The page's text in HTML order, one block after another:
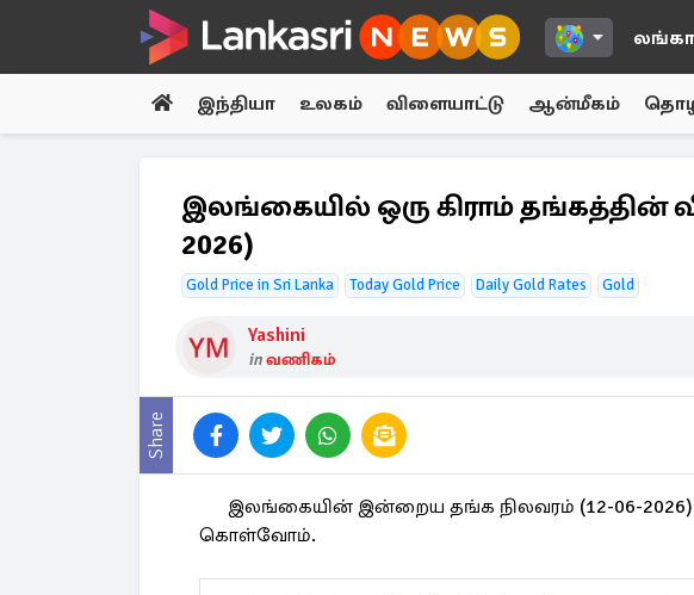
இந்தியா உலகம் விளையாட்டு ஆன்மீகம்
இலங்கையில் ஒரு கிராம் தங்கத்தின்
2026)
Gold Price in Sri Lanka Today Gold Price Daily Gold Rates Gold
Yashini
inவணிகம்
Share
இலங்கையின் இன்றைய தங்க நிலவரம் (12-06-
கொள்வோம்.